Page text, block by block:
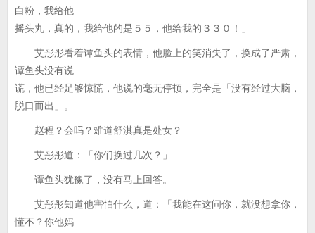
白粉，我给他
摇头丸，真的，我给他的是５５，他给我的３３０！」
艾彤彤看着谭鱼头的表情，他脸上的笑消失了，换成了严肃，
谭鱼头没有说
谎，他已经足够惊慌，他说的毫无停顿，完全是「没有经过大脑，
脱口而出」。
赵程？会吗？难道舒淇真是处女？
艾彤彤道：「你们换过几次？」
谭鱼头犹豫了，没有马上回答。
艾彤彤知道他害怕什么，道：「我能在这问你，就没想拿你，
懂不？你他妈